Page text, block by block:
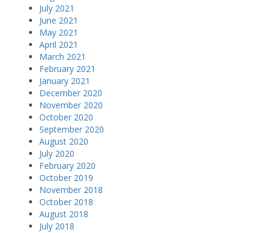
July 2021
June 2021
May 2021
April 2021
March 2021
February 2021
January 2021
December 2020
November 2020
October 2020
September 2020
August 2020
July 2020
February 2020
October 2019
November 2018
October 2018
August 2018
July 2018